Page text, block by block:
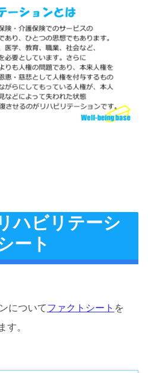
ハビリテーシ
ート
についてファクトシート を
。